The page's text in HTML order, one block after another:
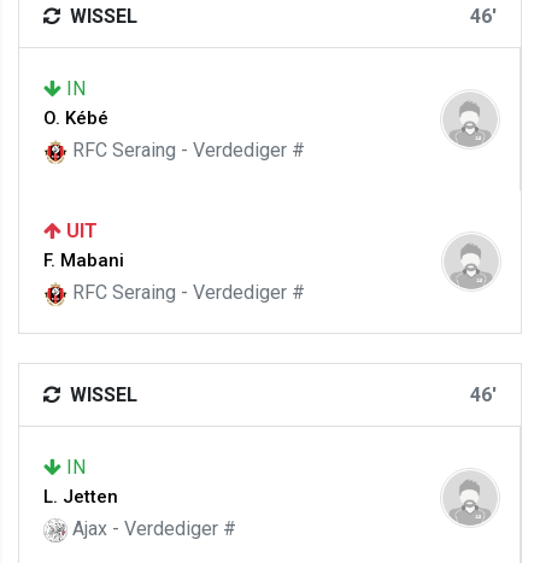
WISSEL 46'
IN
O. Kébé
RFC Seraing - Verdediger #
UIT
F. Mabani
RFC Seraing - Verdediger #
WISSEL 46'
IN
L. Jetten
Ajax - Verdediger #